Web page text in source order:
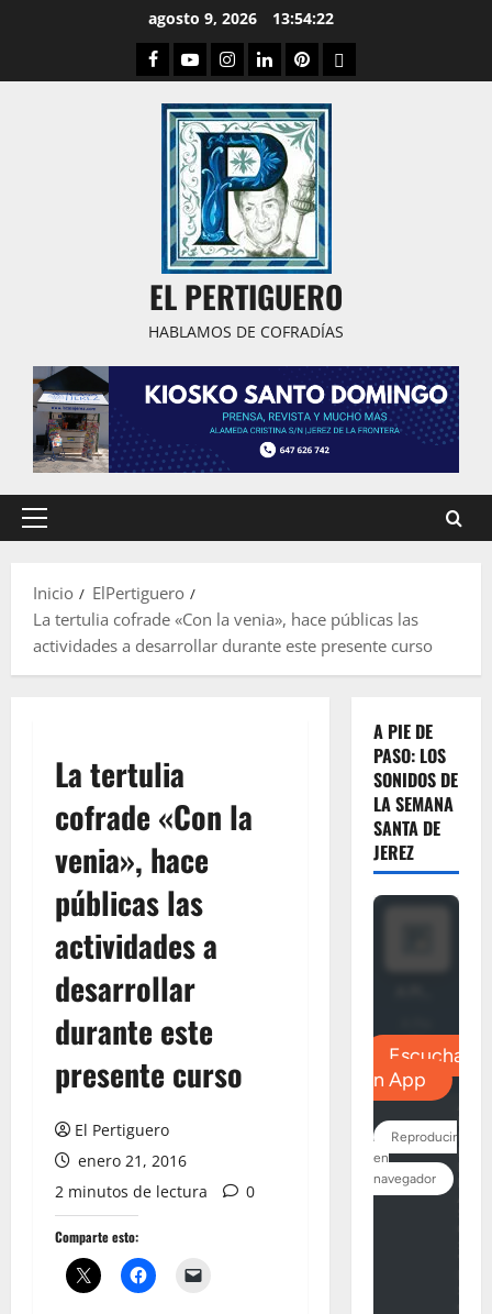
agosto 9, 2026 13:54:23
Facebook
YoutubeInstagram
LinkedPinterestDribbble
EL PERTIGUERO
HABLAMOS DE COFRADÍAS
Menú
Inicio
ElPertiguero
La tertulia cofrade «Con la venia», hace públicas las
actividades a desarrollar durante este presente curso
La tertulia
cofrade «Con la
venia», hace
públicas las
actividades a
desarrollar
durante este
presente curso
El Pertiguero
enero 21, 2016
2 minutos de lectura
0
Comparte esto:
A PIE DE
PASO: LOS
SONIDOS DE
LA SEMANA
SANTA DE
JEREZ